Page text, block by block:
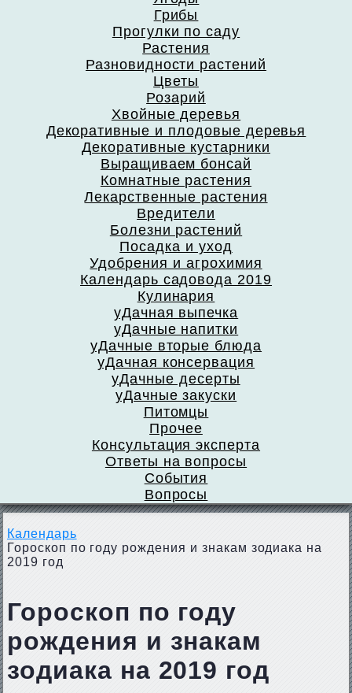
Грибы
Прогулки по саду
Растения
Разновидности растений
Цветы
Розарий
Хвойные деревья
Декоративные и плодовые деревья
Декоративные кустарники
Выращиваем бонсай
Комнатные растения
Лекарственные растения
Вредители
Болезни растений
Посадка и уход
Удобрения и агрохимия
Календарь садовода 2019
Кулинария
уДачная выпечка
уДачные напитки
уДачные вторые блюда
уДачная консервация
уДачные десерты
уДачные закуски
Питомцы
Прочее
Консультация эксперта
Ответы на вопросы
События
Вопросы
Календарь
Гороскоп по году рождения и знакам зодиака на
2019 год
Гороскоп по году
рождения и знакам
зодиака на 2019 год